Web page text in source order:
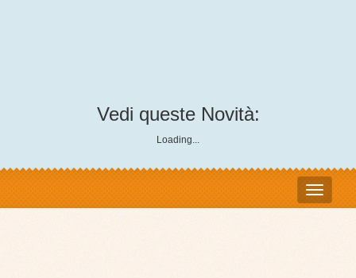
Vedi queste Novità:
Loading...